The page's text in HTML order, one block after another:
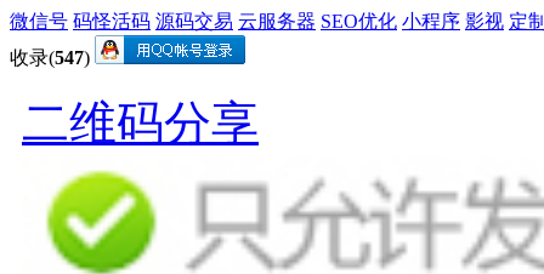
微信号 码怪活码 源码交易 云服务器 SEO优化 小程序 影视 定
收录(547)
二维码分享